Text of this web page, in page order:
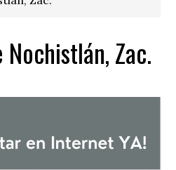
Nochistlán, Zac.